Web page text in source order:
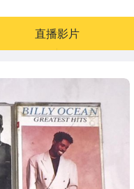
直播影片